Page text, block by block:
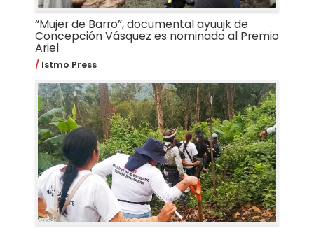
“Mujer de Barro”, documental ayuujk de
Concepción Vásquez es nominado al Premio
Ariel
Istmo Press